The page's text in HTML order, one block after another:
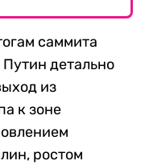
саммита
детально
из
к зоне
ростом